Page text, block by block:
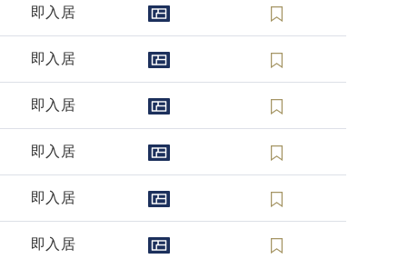
即入居
即入居
即入居
即入居
即入居
即入居